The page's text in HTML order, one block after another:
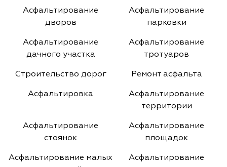
Асфальтирование
дворов
Асфальтирование
парковки
Асфальтирование
дачного участка
Асфальтирование
тротуаров
Строительство дорог Ремонт асфальта
Асфальтировка
Асфальтирование
территории
Асфальтирование
стоянок
Асфальтирование
площадок
Асфальтирование малых
Асфальтирование